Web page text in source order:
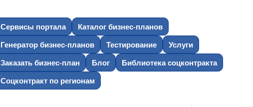
Сервисы портала
Каталог бизнес-планов
Генератор бизнес-планов
Тестирование
Услуги
Заказать бизнес-план
Блог
Библиотека соцконтракта
Соцконтракт по регионам